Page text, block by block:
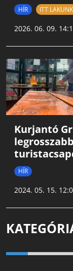
HÍR ITT LAKUNK
2026. 06. 09.
Kurjantó
HÍR
2024. 05. 15.